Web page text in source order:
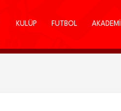
KULÜP FUTBOL AKADEMİ